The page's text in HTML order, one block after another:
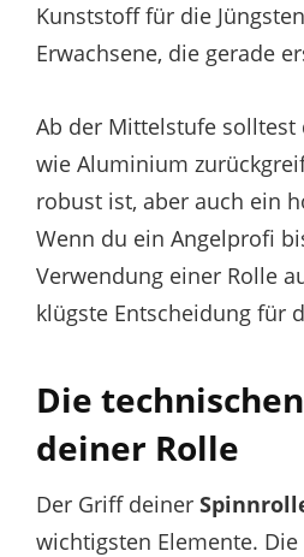
Kunststoff für die
Erwachsene, die gerade
Ab der Mittelstufe solltest
wie Aluminium
robust ist, aber auch ein
Wenn du ein Angelprofi
Verwendung einer Rolle
klügste Entscheidung für
Die
deiner Rolle
Der Griff deiner
wichtigsten Elemente.